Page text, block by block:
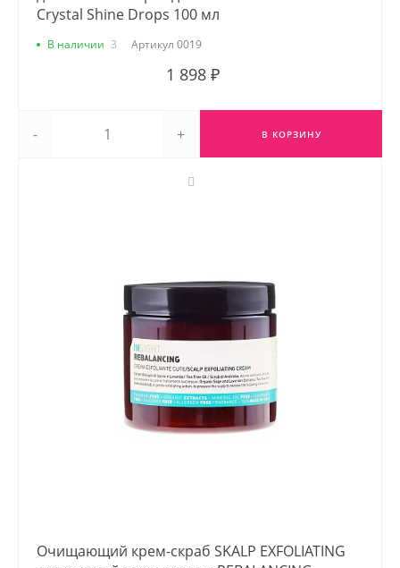
Crystal Shine Drops 100 мл
В наличии 3 Артикул 0019
1 898 ₽
- + В КОРЗИНУ
Очищающий крем-скраб SKALP EXFOLIATING